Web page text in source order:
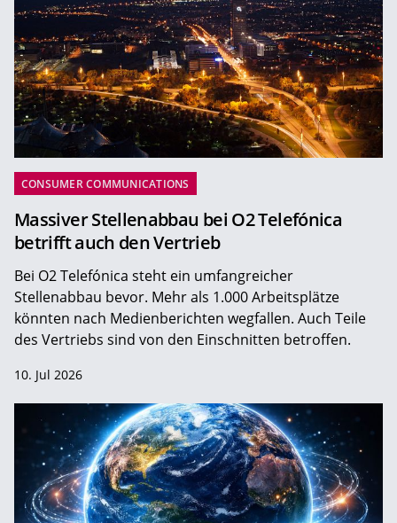
CONSUMER COMMUNICATIONS
Massiver Stellenabbau bei O2 Telefónica
betrifft auch den Vertrieb
Bei O2 Telefónica steht ein umfangreicher
Stellenabbau bevor. Mehr als 1.000 Arbeitsplätze
könnten nach Medienberichten wegfallen. Auch Teile
des Vertriebs sind von den Einschnitten betroffen.
10. Jul 2026